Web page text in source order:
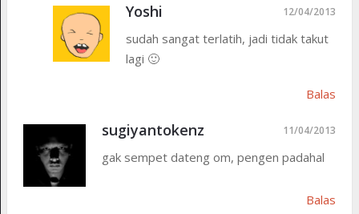
Yoshi 12/04/2013
sudah sangat terlatih, jadi tidak takut
lagi 🙂
Balas
sugiyantokenz 11/04/2013
gak sempet dateng om, pengen padahal
Balas